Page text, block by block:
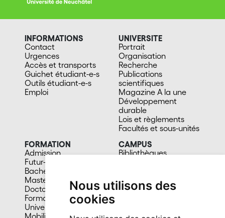
Nous utilisons des
cookies
INFORMATIONS
Contact
Urgences
Accès et transports
Guichet étudiant-e-s
Outils étudiant-e-s
Emploi
UNIVERSITE
Portrait
Organisation
Recherche
Publications
scientifiques
Magazine A la une
Développement
durable
Lois et règlements
Facultés et sous-unités
FORMATION
Admission
Futur-e étudiant-e
Bachelors
Masters
Doctorat
Formation continue
Université du 3e âge
Mobilité
CAMPUS
Bibliothèques
Santé
Cafétérias